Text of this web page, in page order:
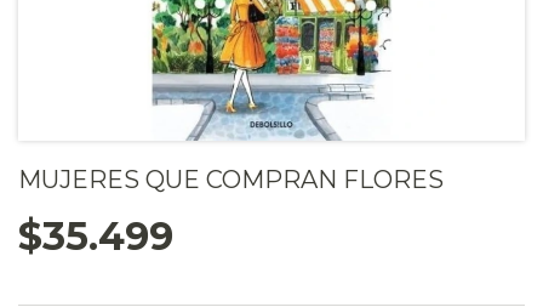
MUJERES QUE COMPRAN FLORES
$35.499